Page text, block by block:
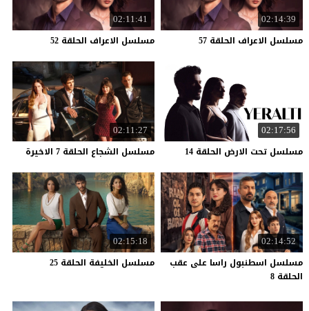
02:14:39
مسلسل الاعراف الحلقة 57
02:11:41
مسلسل الاعراف الحلقة 52
02:17:56
مسلسل تحت الارض الحلقة 14
02:11:27
مسلسل الشجاع الحلقة 7 الاخيرة
02:14:52
مسلسل اسطنبول راسا على عقب
الحلقة 8
02:15:18
مسلسل الخليفة الحلقة 25